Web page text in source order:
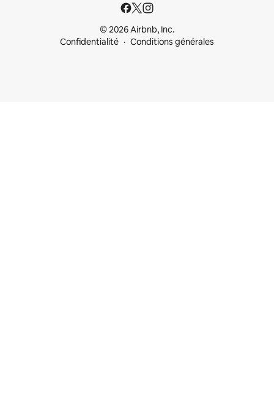
© 2026 Airbnb, Inc.
Confidentialité
Conditions générales